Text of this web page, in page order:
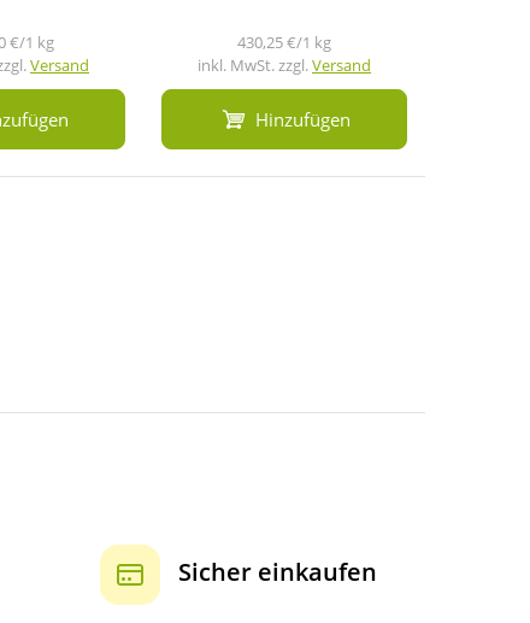
€/1 kg
Versand
430,25 €/1 kg
inkl. MwSt. zzgl.Versand
Hinzufügen
Sicher einkaufen